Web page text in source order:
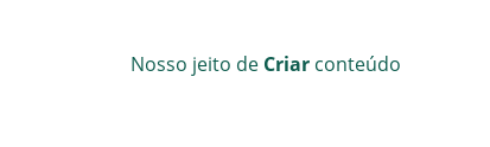
Nosso jeito de Criarconteúdo